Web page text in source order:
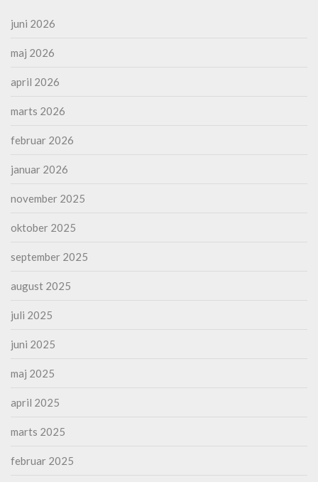
juni 2026
maj 2026
april 2026
marts 2026
februar 2026
januar 2026
november 2025
oktober 2025
september 2025
august 2025
juli 2025
juni 2025
maj 2025
april 2025
marts 2025
februar 2025